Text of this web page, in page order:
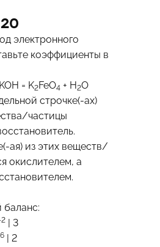
электронного
коэффициенты в
= K2FeO4 + H2O
строчке(-ах)
частицы
ая) из этих веществ/
окислителем, а
баланс:
| 3
| 2